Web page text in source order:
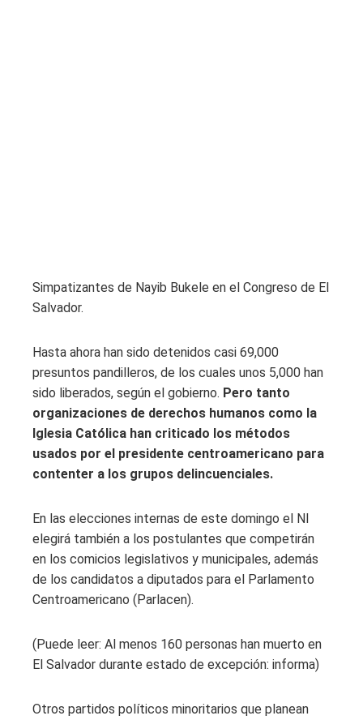
Simpatizantes de Nayib Bukele en el Congreso de El
Salvador.
Hasta ahora han sido detenidos casi 69,000
presuntos pandilleros, de los cuales unos 5,000 han
sido liberados, según el gobierno. Pero tanto
organizaciones de derechos humanos como la
Iglesia Católica han criticado los métodos
usados ​​por el presidente centroamericano para
contenter a los grupos delincuenciales.
En las elecciones internas de este domingo el NI
elegirá también a los postulantes que competirán
en los comicios legislativos y municipales, además
de los candidatos a diputados para el Parlamento
Centroamericano (Parlacen).
(Puede leer: Al menos 160 personas han muerto en
El Salvador durante estado de excepción: informa)
Otros partidos políticos minoritarios que planean